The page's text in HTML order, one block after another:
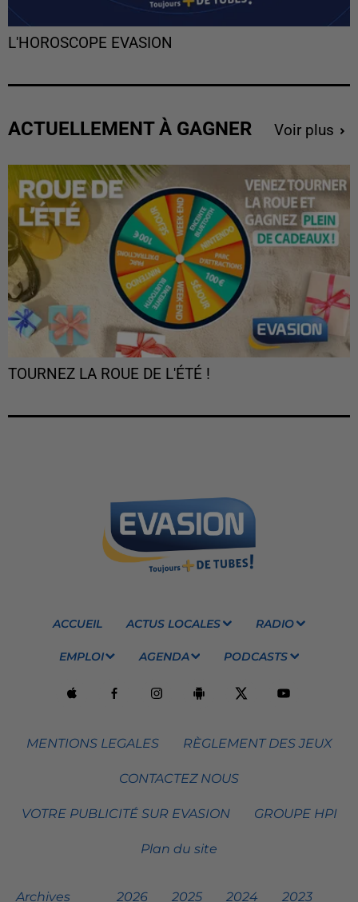
L'HOROSCOPE EVASION
ACTUELLEMENT À GAGNER Voir plus
TOURNEZ LA ROUE DE L'ÉTÉ !
ACCUEIL ACTUS LOCALES RADIO
EMPLOI AGENDA PODCASTS
MENTIONS LEGALES RÈGLEMENT DES JEUX
CONTACTEZ NOUS
VOTRE PUBLICITÉ SUR EVASION GROUPE HPI
Plan du site
Archives 2026 2025 2024 2023